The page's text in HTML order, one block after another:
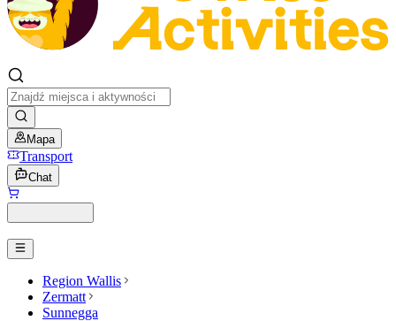
Mapa
Transport
Chat
Region Wallis
Zermatt
Sunnegga